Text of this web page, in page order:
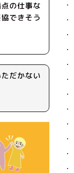
の仕事な
できそう
だかない